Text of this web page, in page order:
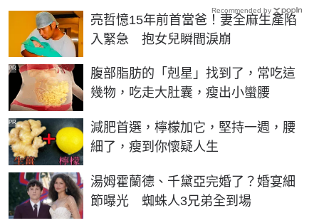
亮哲憶15年前首當爸！妻全麻生產陷
入緊急 抱女兒瞬間淚崩
腹部脂肪的「剋星」找到了，常吃這
幾物，吃走大肚囊，瘦出小蠻腰
PR
減肥首選，檸檬加它，堅持一週，腰
細了，瘦到你懷疑人生
PR
湯姆霍蘭德、千黛亞完婚了？婚宴細
節曝光 蜘蛛人3兄弟全到場
Recommended by